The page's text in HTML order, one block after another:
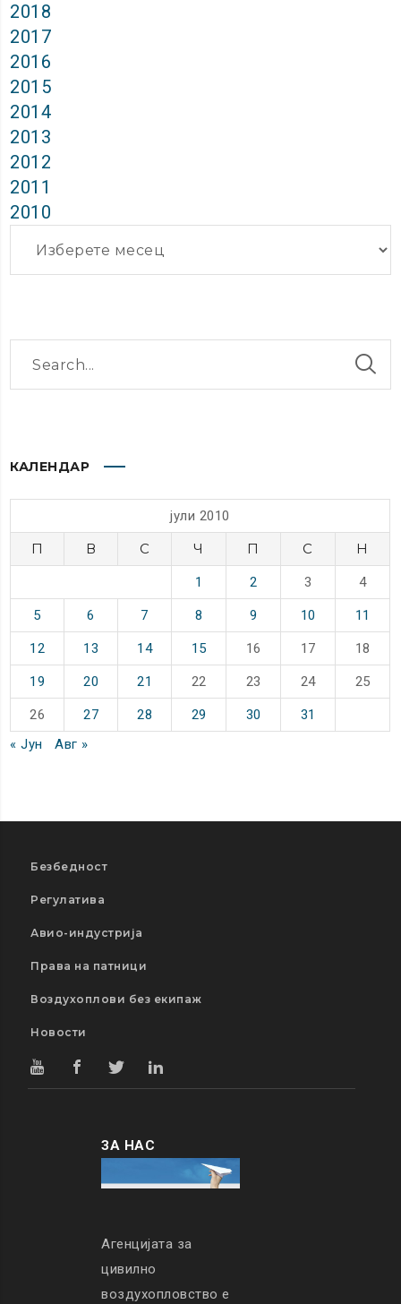
2018
2017
2016
2015
2014
2013
2012
2011
2010
КАЛЕНДАР
јули 2010
П В С Ч П С Н
1 2 3 4
5 6 7 8 9 10 11
12 13 14 15 16 17 18
19 20 21 22 23 24 25
26 27 28 29 30
31
« Јун
Авг »
Безбедност
Регулатива
Авио-индустрија
Права на патници
Воздухоплови без екипаж
Новости
ЗА НАС
Агенцијата за
цивилно
воздухопловство е